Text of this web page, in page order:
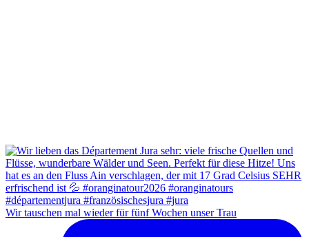
Wir tauschen mal wieder für fünf Wochen unser Trau